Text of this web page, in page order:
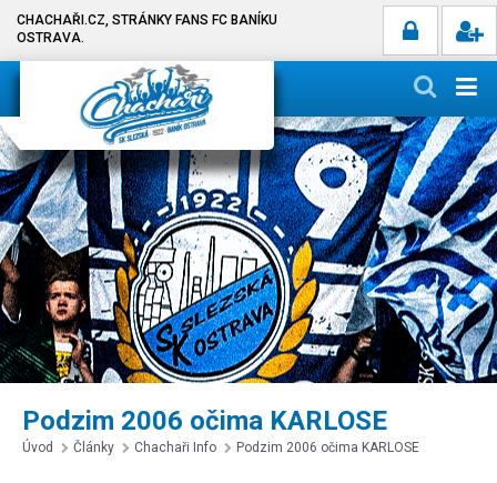
CHACHAŘI.CZ, STRÁNKY FANS FC BANÍKU
OSTRAVA.
Podzim 2006 očima KARLOSE
Úvod Články Chachaři Info Podzim 2006 očima KARLOSE